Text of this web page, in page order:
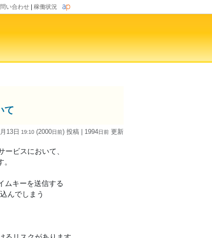
い合わせ 稼働状況
て
13日 19:10 (2000日前) 投稿 | 1994日前 更新
ビスにおいて、
ムキーを送信する
んでしまう